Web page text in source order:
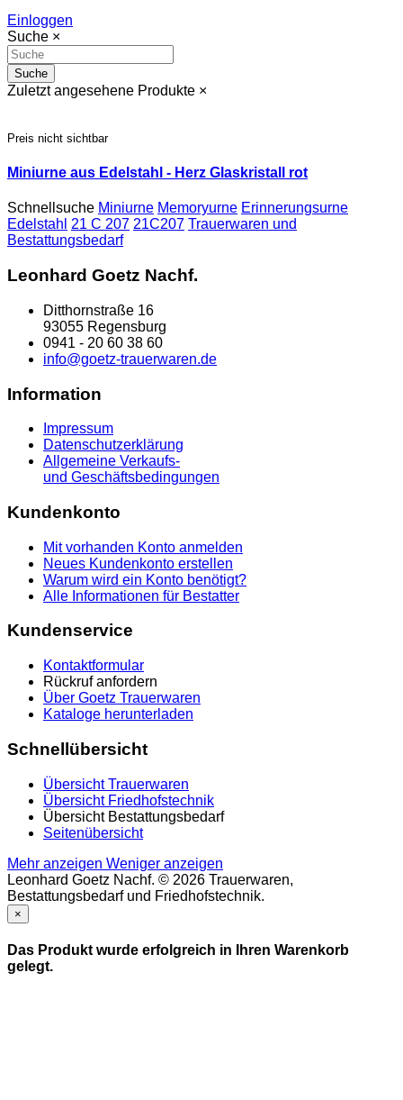
Einloggen
Suche ×
Suche
Zuletzt angesehene Produkte ×
Preis nicht sichtbar
Miniurne aus Edelstahl - Herz Glaskristall rot
Schnellsuche Miniurne Memoryurne Erinnerungsurne
Edelstahl 21 C 207 21C207 Trauerwaren und
Bestattungsbedarf
Leonhard Goetz Nachf.
Ditthornstraße 16
93055 Regensburg
0941 - 20 60 38 60
info@goetz-trauerwaren.de
Information
Impressum
Datenschutzerklärung
Allgemeine Verkaufs-
und Geschäftsbedingungen
Kundenkonto
Mit vorhanden Konto anmelden
Neues Kundenkonto erstellen
Warum wird ein Konto benötigt?
Alle Informationen für Bestatter
Kundenservice
Kontaktformular
Rückruf anfordern
Über Goetz Trauerwaren
Kataloge herunterladen
Schnellübersicht
Übersicht Trauerwaren
Übersicht Friedhofstechnik
Übersicht Bestattungsbedarf
Seitenübersicht
Mehr anzeigen Weniger anzeigen
Leonhard Goetz Nachf. © 2026 Trauerwaren,
Bestattungsbedarf und Friedhofstechnik.
×
Das Produkt wurde erfolgreich in Ihren Warenkorb
gelegt.